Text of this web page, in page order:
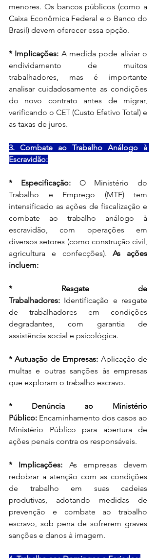
menores. Os bancos públicos (como a
Caixa Econômica Federal e o Banco do
Brasil) devem oferecer essa opção.
* Implicações: A medida pode aliviar o
endividamento de muitos
trabalhadores, mas é importante
analisar cuidadosamente as condições
do novo contrato antes de migrar,
verificando o CET (Custo Efetivo Total) e
as taxas de juros.
3. Combate ao Trabalho Análogo à
Escravidão:
* Especificação: O Ministério do
Trabalho e Emprego (MTE) tem
intensificado as ações de fiscalização e
combate ao trabalho análogo à
escravidão, com operações em
diversos setores (como construção civil,
agricultura e confecções). As ações
incluem:
* Resgate de
Trabalhadores: Identificação e resgate
de trabalhadores em condições
degradantes, com garantia de
assistência social e psicológica.
* Autuação de Empresas: Aplicação de
multas e outras sanções às empresas
que exploram o trabalho escravo.
* Denúncia ao Ministério
Público: Encaminhamento dos casos ao
Ministério Público para abertura de
ações penais contra os responsáveis.
* Implicações: As empresas devem
redobrar a atenção com as condições
de trabalho em suas cadeias
produtivas, adotando medidas de
prevenção e combate ao trabalho
escravo, sob pena de sofrerem graves
sanções e danos à imagem.